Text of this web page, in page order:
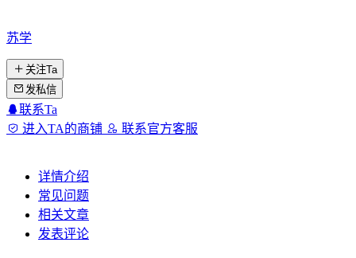
苏学
关注Ta
发私信
联系Ta
进入TA的商铺
联系官方客服
详情介绍
常见问题
相关文章
发表评论